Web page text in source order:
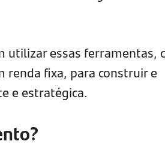
utilizar essas ferramentas,
renda fixa, para construir e
e estratégica.